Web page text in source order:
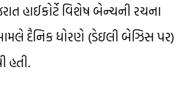
હાઈકોર્ટે વિશેષ બેન્ચની રચના
દૈનિક ધોરણે (ડેઇલી બેઝિસ પર)
હતી.